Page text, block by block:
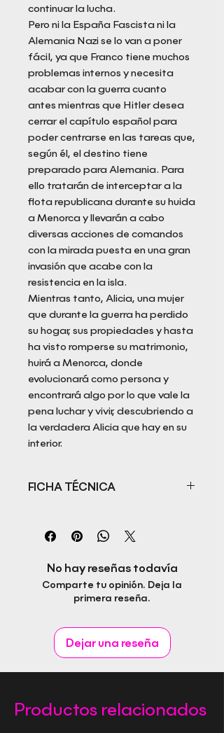
continuar la lucha.
Pero ni la España Fascista ni la
Alemania Nazi se lo van a poner
fácil, ya que Franco tiene muchos
problemas internos y necesita
acabar con la guerra cuanto
antes mientras que Hitler desea
cerrar el capítulo español para
poder centrarse en las tareas que,
según él, el destino tiene
preparado para Alemania. Para
ello tratarán de interceptar a la
flota republicana durante su huida
a Menorca y llevarán a cabo
diversas acciones de comandos
con la mirada puesta en una gran
invasión que acabe con la
resistencia en la isla.
Mientras tanto, Alicia, una mujer
que durante la guerra ha perdido
su hogar, sus propiedades y hasta
ha visto romperse su matrimonio,
huirá a Menorca, donde
evolucionará como persona y
encontrará algo por lo que vale la
pena luchar y vivir, descubriendo a
la verdadera Alicia que hay en su
interior.
FICHA TÉCNICA
república de Menorca
Autor: Oscar Ferre
Fecha de publicación:
Editorial: Rapitbook S.L.
Idioma: Castellano
Género:
No hay reseñas todavía
Comparte tu opinión. Deja la
primera reseña.
Dejar una reseña
Productos relacionados